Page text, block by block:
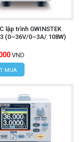
lập trình GWINSTEK
(0~36V/0~3A/ 108W)
VND
MUA